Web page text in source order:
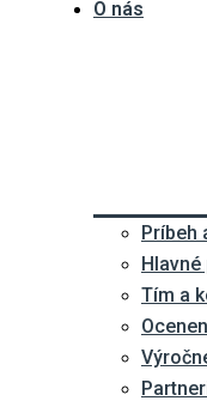
O nás
Príbeh
Tím a